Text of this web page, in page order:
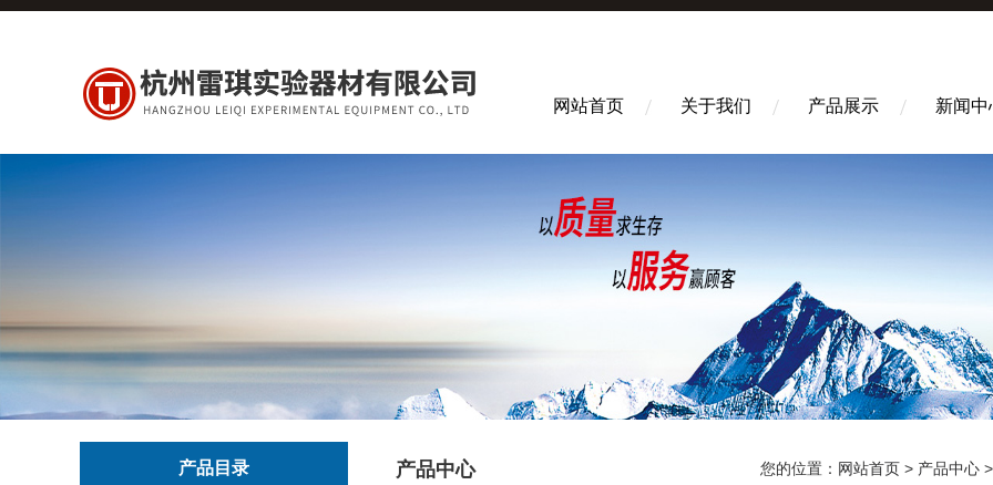
网站首页 关于我们 产品展示 新闻中
产品目录 产品中心 您的位置： 网站首页 > 产品中心